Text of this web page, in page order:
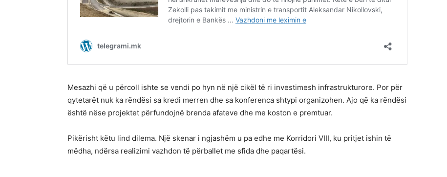
Mesazhi që u përcoll ishte se vendi po hyn në një cikël të ri investimesh infrastrukturore. Por për
qytetarët nuk ka rëndësi sa kredi merren dhe sa konferenca shtypi organizohen. Ajo që ka rëndësi
është nëse projektet përfundojnë brenda afateve dhe me koston e premtuar.
Pikërisht këtu lind dilema. Një skenar i ngjashëm u pa edhe me Korridori VIII, ku pritjet ishin të
mëdha, ndërsa realizimi vazhdon të përballet me sfida dhe paqartësi.